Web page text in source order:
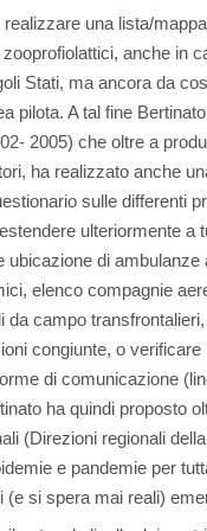
una lista/
anche in
Stati, ma ancora da
pilota. A tal fine
2005) che oltre a
ha realizzato anche
sulle differenti
ulteriormente a
di
elenco compagnie
da campo
congiunte, o
di comunicazione
ha quindi proposto
(Direzioni regionali
e pandemie per
si spera mai reali)